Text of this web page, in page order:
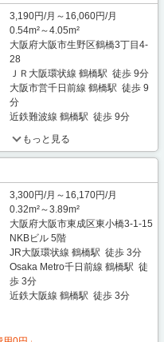
3,190円/月～16,060円/月
0.54m²～4.05m²
大阪府大阪市生野区鶴橋3丁目4-
28
ＪＲ大阪環状線 鶴橋駅 徒歩 9分
大阪市営千日前線 鶴橋駅 徒歩 9
分
近鉄難波線 鶴橋駅 徒歩 9分
もっと見る
3,300円/月～16,170円/月
0.32m²～3.89m²
大阪府大阪市東成区東小橋3-1-15
NKBビル 5階
JR大阪環状線 鶴橋駅 徒歩 3分
Osaka Metro千日前線 鶴橋駅 徒
歩 3分
近鉄大阪線 鶴橋駅 徒歩 3分